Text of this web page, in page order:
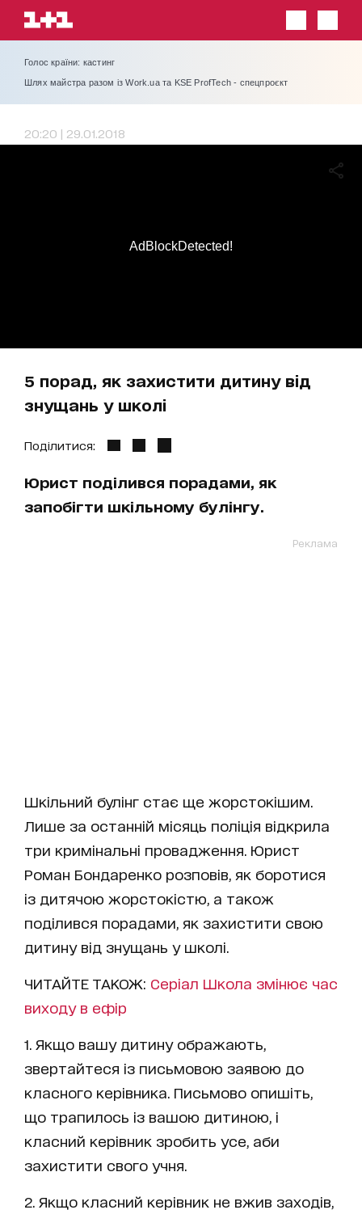
Голос країни: кастинг
Шлях майстра разом із Work.ua та KSE ProfTech - спецпроєкт
20:20 | 29.01.2018
5 порад, як захистити дитину від
знущань у школі
AdBlockDetected!
Поділитися:
Юрист поділився порадами, як
запобігти шкільному булінгу.
Реклама
Шкільний булінг стає ще жорстокішим.
Лише за останній місяць поліція відкрила
три кримінальні провадження. Юрист
Роман Бондаренко розповів, як боротися
із дитячою жорстокістю, а також
поділився порадами, як захистити свою
дитину від знущань у школі.
ЧИТАЙТЕ ТАКОЖ: Серіал Школа змінює час
виходу в ефір
1. Якщо вашу дитину ображають,
звертайтеся із письмовою заявою до
класного керівника. Письмово опишіть,
що трапилось із вашою дитиною, і
класний керівник зробить усе, аби
захистити свого учня.
2. Якщо класний керівник не вжив заходів,